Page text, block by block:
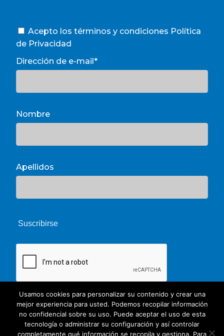
Acepto los términos y condiciones Política
de Privacidad
Dirección de e-mail*
Nombre
Apellidos
Usamos cookies para personalizar su contenido y crear una
mejor experiencia para usted. Podemos recopilar información
no confidencial sobre su uso. Puede aceptar el uso de esta
tecnología o administrar su configuración y así controlar
completamente qué información se recopila y gestiona. Para